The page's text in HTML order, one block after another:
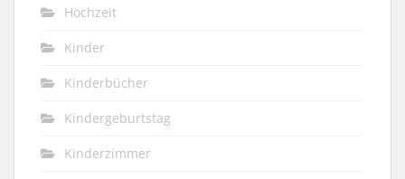
Hochzeit
Kinder
Kinderbücher
Kindergeburtstag
Kinderzimmer